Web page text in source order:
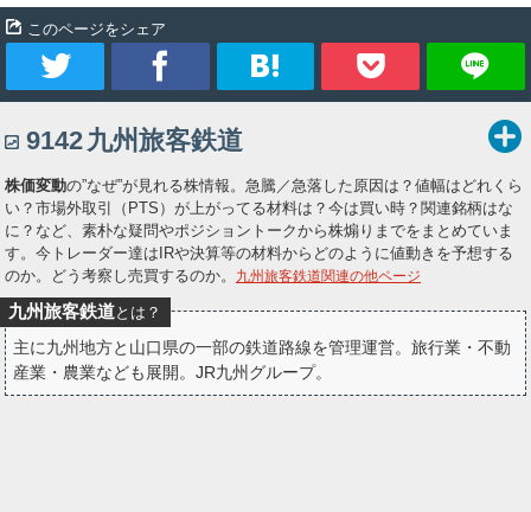
このページをシェア
イ
ー
ト
ェ
ア
ク
マ
ー
ク
Pocket
9142九州旅客鉄道
株価変動の”なぜ”が見れる株情報。急騰／急落した原因は？値幅はどれくら
い？市場外取引（PTS）が上がってる材料は？今は買い時？関連銘柄はな
に？など、素朴な疑問やポジショントークから株煽りまでをまとめていま
す。今トレーダー達はIRや決算等の材料からどのように値動きを予想する
のか。どう考察し売買するのか。
九州旅客鉄道関連の他ページ
九州旅客鉄道とは？
主に九州地方と山口県の一部の鉄道路線を管理運営。旅行業・不動
産業・農業なども展開。JR九州グループ。